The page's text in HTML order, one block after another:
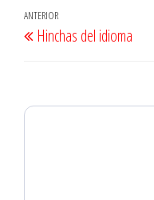
Navegación
de
Entrada
anterior
ANTERIOR
Hinchas del idioma